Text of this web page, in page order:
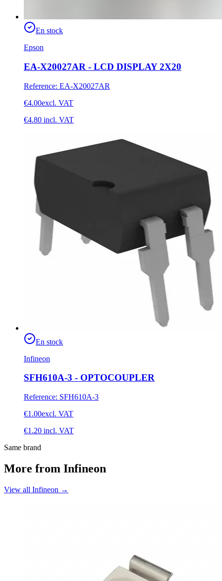
En stock
Epson
EA-X20027AR - LCD DISPLAY 2X20
Reference: EA-X20027AR
€4.00excl. VAT
€4.80 incl. VAT
En stock
Infineon
SFH610A-3 - OPTOCOUPLER
Reference: SFH610A-3
€1.00excl. VAT
€1.20 incl. VAT
Same brand
More from Infineon
View all Infineon →